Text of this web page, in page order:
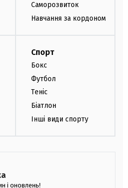
Саморозвиток
Навчання за кордоном
Спорт
Бокс
Футбол
Теніс
Біатлон
Інші види спорту
і оновлень!